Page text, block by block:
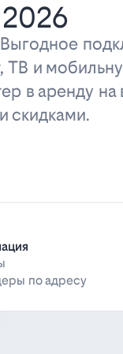
ТВ и
в аренду
скидками.
по адресу